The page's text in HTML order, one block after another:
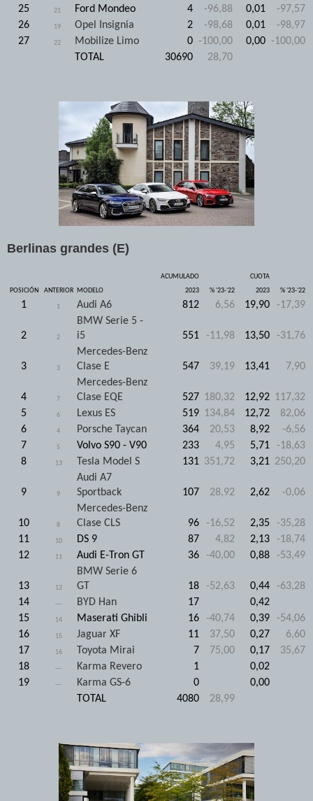
25
21 Ford Mondeo 4 -96,88 0,01
-97,57
26
19 Opel Insignia 2 -98,68 0,01
-98,97
27
22 Mobilize Limo 0 -100,00 0,00 -100,00
TOTAL
30690 28,70
Berlinas grandes (E)
POSICIÓN ANTERIOR MODELO
ACUMULADO
2023
% '23-'22
CUOTA
2023
% '23-'22
1 1 Audi A6 812 6,56 19,90 -17,39
2 2
BMW Serie 5 -
i5
551 -11,98 13,50 -31,76
3 3
Mercedes-Benz
Clase E
547 39,19 13,41 7,90
4 7
Mercedes-Benz
Clase EQE
527 180,32 12,92 117,32
5
6 Lexus ES 519 134,84 12,72
82,06
6
4 Porsche Taycan 364 20,53 8,92
-6,56
7
5 Volvo S90 - V90 233 4,95 5,71
-18,63
8
13 Tesla Model S 131 351,72 3,21 250,20
9 9
Audi A7
Sportback
107 28,92 2,62 -0,06
10 8
Mercedes-Benz
Clase CLS
96 -16,52 2,35
-35,28
11
10 DS 9 87 4,82 2,13
-18,74
12
11 Audi E-Tron GT 36 -40,00 0,88 -53,49
13 12
BMW Serie 6
GT
18 -52,63 0,44
-63,28
14
--- BYD Han 17
0,42
15
14 Maserati Ghibli 16 -40,74 0,39
-54,06
16
15 Jaguar XF 11 37,50 0,27
6,60
17
16 Toyota Mirai 7 75,00 0,17
35,67
18
--- Karma Revero 1
0,02
19
--- Karma GS-6 0
0,00
TOTAL
4080 28,99